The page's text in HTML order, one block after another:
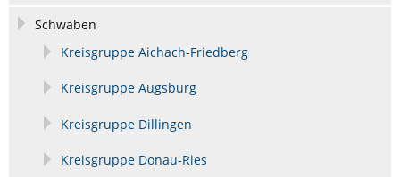
Schwaben
Kreisgruppe Aichach-Friedberg
Kreisgruppe Augsburg
Kreisgruppe Dillingen
Kreisgruppe Donau-Ries